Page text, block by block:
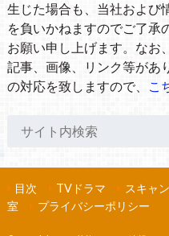
生じた場合も、当社および
を負いかねますのでご了承
お願い申し上げます。なお
記事、画像、リンク等があ
の対応を致しますので、
こ
目次 TVドラマ スキャ
室
プライバシーポリシー